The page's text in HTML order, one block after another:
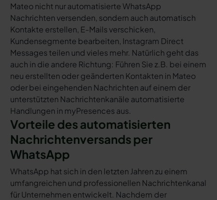
Mateo nicht nur automatisierte WhatsApp
Nachrichten versenden, sondern auch automatisch
Kontakte erstellen, E-Mails verschicken,
Kundensegmente bearbeiten, Instagram Direct
Messages teilen und vieles mehr. Natürlich geht das
auch in die andere Richtung: Führen Sie z.B. bei einem
neu erstellten oder geänderten Kontakten in Mateo
oder bei eingehenden Nachrichten auf einem der
unterstützten Nachrichtenkanäle automatisierte
Handlungen in myPresences aus.
Vorteile des automatisierten
Nachrichtenversands per
WhatsApp
WhatsApp hat sich in den letzten Jahren zu einem
umfangreichen und professionellen Nachrichtenkanal
für Unternehmen entwickelt. Nachdem der